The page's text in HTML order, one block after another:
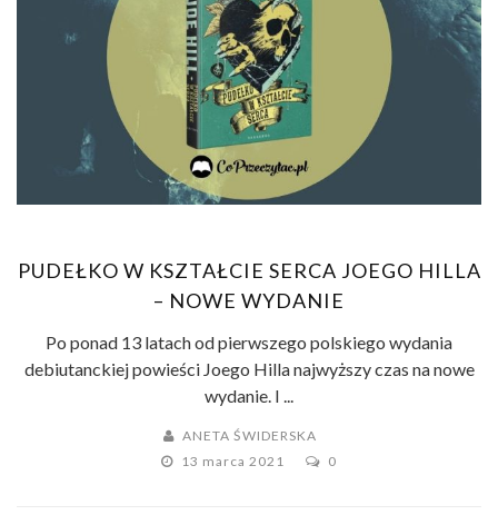
PUDEŁKO W KSZTAŁCIE SERCA JOEGO HILLA
– NOWE WYDANIE
Po ponad 13 latach od pierwszego polskiego wydania
debiutanckiej powieści Joego Hilla najwyższy czas na nowe
wydanie. I ...
ANETA ŚWIDERSKA
13 marca 2021
0